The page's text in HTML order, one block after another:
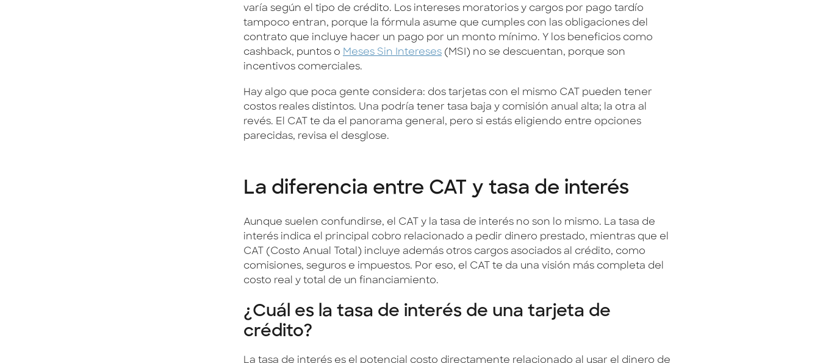
varía según el tipo de crédito. Los intereses moratorios y cargos por pago tardío
tampoco entran, porque la fórmula asume que cumples con las obligaciones del
contrato que incluye hacer un pago por un monto mínimo. Y los beneficios como
cashback, puntos o Meses Sin Intereses(MSI) no se descuentan, porque son
incentivos comerciales.
Hay algo que poca gente considera: dos tarjetas con el mismo CAT pueden tener
costos reales distintos. Una podría tener tasa baja y comisión anual alta; la otra al
revés. El CAT te da el panorama general, pero si estás eligiendo entre opciones
parecidas, revisa el desglose.
La diferencia entre CAT y tasa de interés
Aunque suelen confundirse, el CAT y la tasa de interés no son lo mismo. La tasa de
interés indica el principal cobro relacionado a pedir dinero prestado, mientras que el
CAT (Costo Anual Total) incluye además otros cargos asociados al crédito, como
comisiones, seguros e impuestos. Por eso, el CAT te da una visión más completa del
costo real y total de un financiamiento.
¿Cuál es la tasa de interés de una tarjeta de
crédito?
La tasa de interés es el potencial costo directamente relacionado al usar el dinero de